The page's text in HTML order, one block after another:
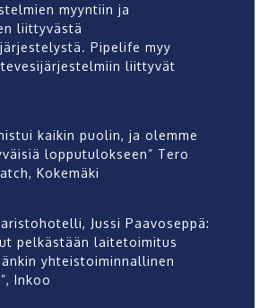
myyntiin ja
liittyvästä
Pipelife myy
liittyvät
kaikin puolin, ja olemme
lopputulokseen” Tero
Kokemäki
Jussi Paavoseppä:
pelkästään laitetoimitus
yhteistoiminnallinen
Inkoo